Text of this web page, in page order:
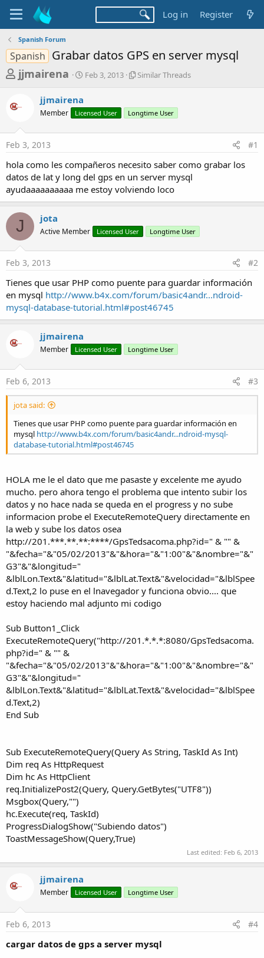
Log in Register
Spanish Forum
Spanish Grabar datos GPS en server mysql
T
a
d
s
t
a
r
t
e
r
jjmairena
S
t
a
Feb 3, 2013
S
l
r
r
e
a
Similar Threads
jjmairena
Member Licensed User Longtime User
Feb 3, 2013 #1
hola como les compañeros necesito saber como grabar los
datos de lat y long del gps en un server mysql
ayudaaaaaaaaaa me estoy volviendo loco
J jota
Active Member Licensed User Longtime User
Feb 3, 2013 #2
Tienes que usar PHP como puente para guardar información
en mysql http://www.b4x.com/forum/basic4andr...ndroid-
mysql-database-tutorial.html#post46745
jjmairena
Member Licensed User Longtime User
Feb 6, 2013 #3
jota said:
Tienes que usar PHP como puente para guardar información en
mysql http://www.b4x.com/forum/basic4andr...ndroid-mysql-
database-tutorial.html#post46745
HOLA me le el dato que me pasaste y excelente me ayudo
mucho. pero ahora tengo el problema que intento subir los
datos y no hace nada se queda en el progress y no sube
informacion probe el ExecuteRemoteQuery directamente en
la web y sube los datos osea
http://201.***.**.**:****/GpsTedsacoma.php?id=" & "" &
"&fecha="&"05/02/2013"&"&hora="&"1:00"&"&nombre="&"
G3"&"&longitud="
&lblLon.Text&"&latitud="&lblLat.Text&"&velocidad="&lblSpee
d.Text,2 lo puse en el lnavegador y funciona obvio.... que
estoy haciendo mal adjunto mi codigo
Sub Button1_Click
ExecuteRemoteQuery("http://201.*.*.*:8080/GpsTedsacoma.
php?id=" & "" &
"&fecha="&"05/02/2013"&"&hora="&"1:00"&"&nombre="&"
G3"&"&longitud="
&lblLon.Text&"&latitud="&lblLat.Text&"&velocidad="&lblSpee
d.Text,2)
End Sub
Sub ExecuteRemoteQuery(Query As String, TaskId As Int)
Dim req As HttpRequest
Dim hc As HttpClient
req.InitializePost2(Query, Query.GetBytes("UTF8"))
Msgbox(Query,"")
hc.Execute(req, TaskId)
ProgressDialogShow("Subiendo datos")
ToastMessageShow(Query,True)
Last edited: Feb 6, 2013
jjmairena
Member Licensed User Longtime User
Feb 6, 2013 #4
cargar datos de gps a server mysql